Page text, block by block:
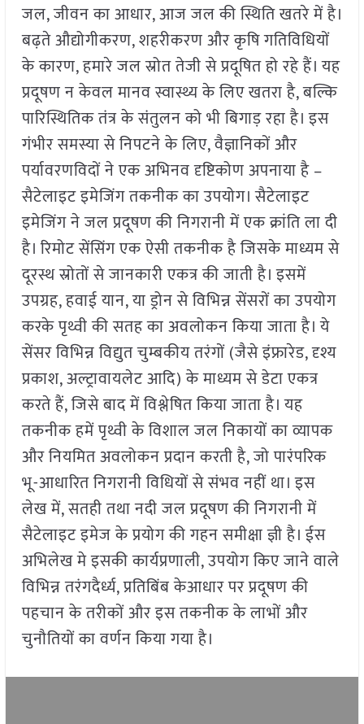
जल, जीवन का आधार, आज जल की स्थिति खतरे में है।
बढ़ते औद्योगीकरण, शहरीकरण और कृषि गतिविधियों
के कारण, हमारे जल स्रोत तेजी से प्रदूषित हो रहे हैं। यह
प्रदूषण न केवल मानव स्वास्थ्य के लिए खतरा है, बल्कि
पारिस्थितिक तंत्र के संतुलन को भी बिगाड़ रहा है। इस
गंभीर समस्या से निपटने के लिए, वैज्ञानिकों और
पर्यावरणविदों ने एक अभिनव दृष्टिकोण अपनाया है –
सैटेलाइट इमेजिंग तकनीक का उपयोग। सैटेलाइट
इमेजिंग ने जल प्रदूषण की निगरानी में एक क्रांति ला दी
है। रिमोट सेंसिंग एक ऐसी तकनीक है जिसके माध्यम से
दूरस्थ स्रोतों से जानकारी एकत्र की जाती है। इसमें
उपग्रह, हवाई यान, या ड्रोन से विभिन्न सेंसरों का उपयोग
करके पृथ्वी की सतह का अवलोकन किया जाता है। ये
सेंसर विभिन्न विद्युत चुम्बकीय तरंगों (जैसे इंफ्रारेड, दृश्य
प्रकाश, अल्ट्रावायलेट आदि) के माध्यम से डेटा एकत्र
करते हैं, जिसे बाद में विश्लेषित किया जाता है। यह
तकनीक हमें पृथ्वी के विशाल जल निकायों का व्यापक
और नियमित अवलोकन प्रदान करती है, जो पारंपरिक
भू-आधारित निगरानी विधियों से संभव नहीं था। इस
लेख में, सतही तथा नदी जल प्रदूषण की निगरानी में
सैटेलाइट इमेज के प्रयोग की गहन समीक्षा ज्ञी है। ईस
अभिलेख मे इसकी कार्यप्रणाली, उपयोग किए जाने वाले
विभिन्न तरंगदैर्ध्य, प्रतिबिंब केआधार पर प्रदूषण की
पहचान के तरीकों और इस तकनीक के लाभों और
चुनौतियों का वर्णन किया गया है।